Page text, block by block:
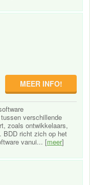
MEER INFO!
verschillende
zoals ontwikkelaars,
BDD richt zich op het
vanui... [meer]